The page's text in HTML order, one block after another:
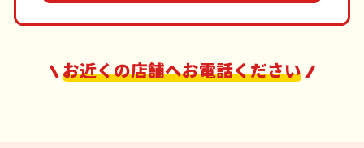
お近くの店舗へお電話ください